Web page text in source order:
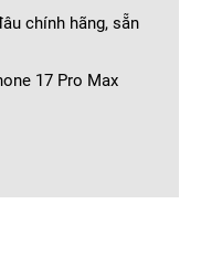
chính hãng, sẵn
17 Pro Max